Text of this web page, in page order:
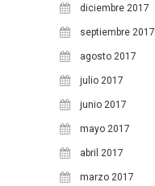
2 3 4
9
16 17
23 24
30 31
diciembre 2017
septiembre 2017
agosto 2017
julio 2017
junio 2017
mayo 2017
abril 2017
marzo 2017